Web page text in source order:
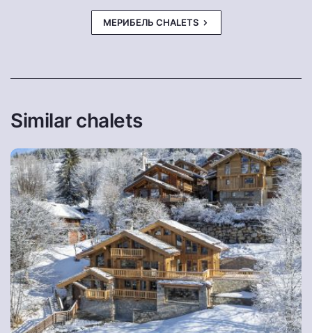
МЕРИБЕЛЬ CHALETS
Similar chalets